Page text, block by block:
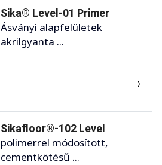
Sika® Level-01 Primer
Ásványi alapfelületek
akrilgyanta ...
Sikafloor®-102 Level
polimerrel módosított,
cementkötésű ...